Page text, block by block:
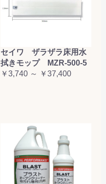
セイワ ザラザラ床用水
拭きモップ MZR-500-5
￥3,740 ～ ￥37,400